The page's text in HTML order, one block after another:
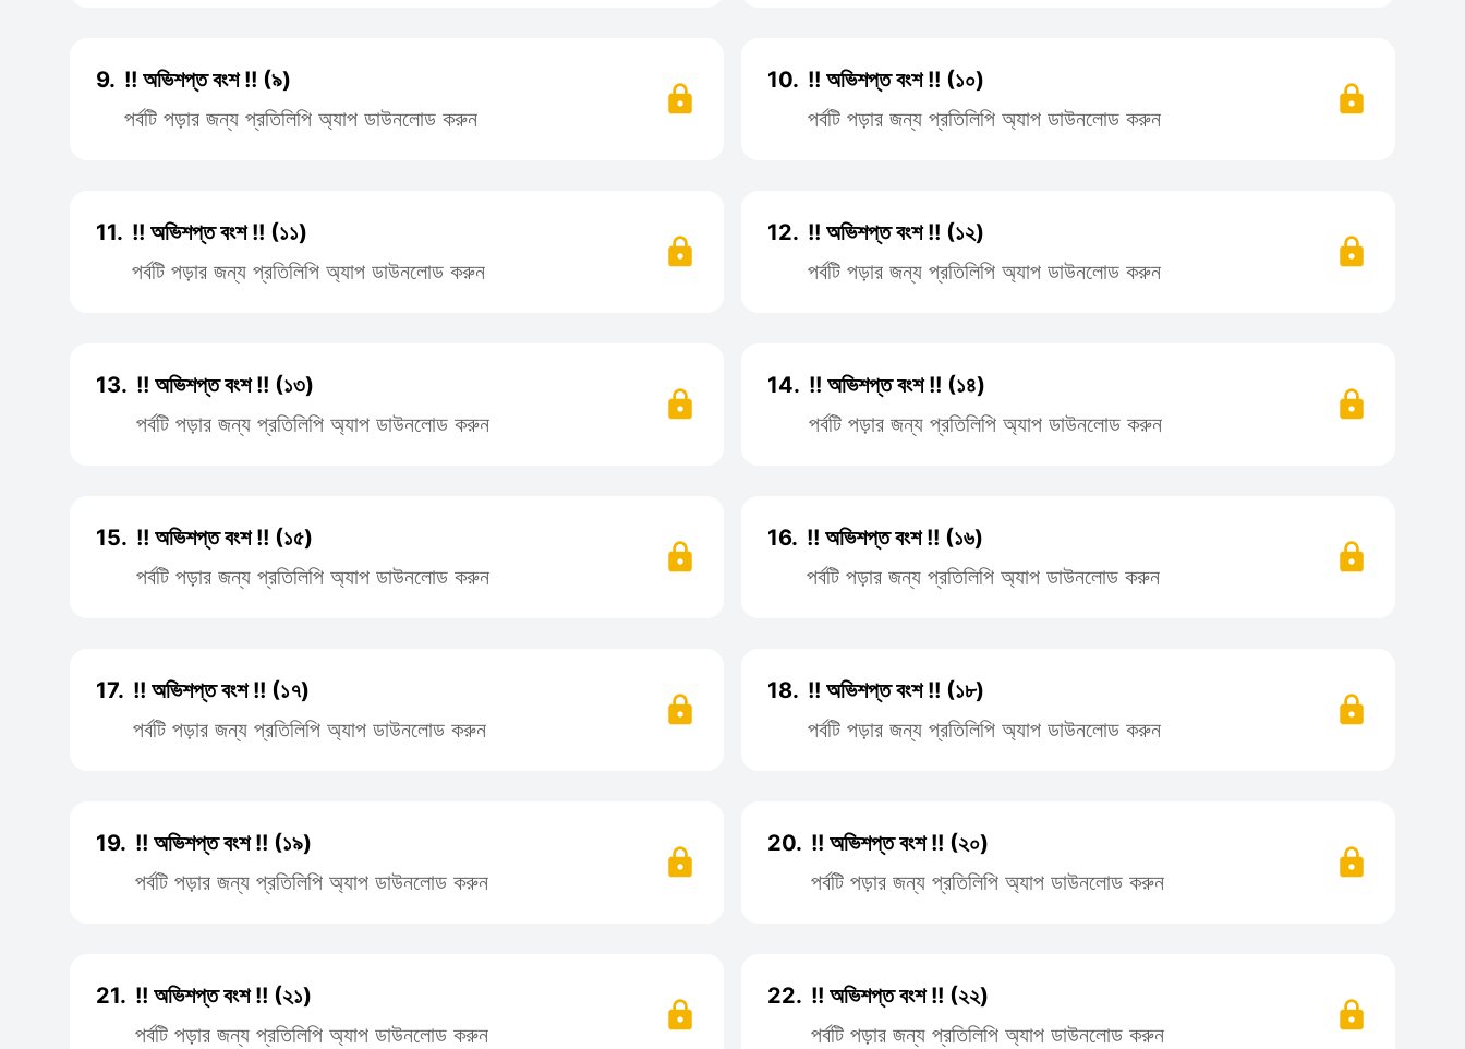
9. !! অভিশপ্ত বংশ !! (৯)
পর্বটি পড়ার জন্য প্রতিলিপি অ্যাপ ডাউনলোড করুন
10. !! অভিশপ্ত বংশ !! (১০)
পর্বটি পড়ার জন্য প্রতিলিপি অ্যাপ ডাউনলোড করুন
11. !! অভিশপ্ত বংশ !! (১১)
পর্বটি পড়ার জন্য প্রতিলিপি অ্যাপ ডাউনলোড করুন
12. !! অভিশপ্ত বংশ !! (১২)
পর্বটি পড়ার জন্য প্রতিলিপি অ্যাপ ডাউনলোড করুন
13. !! অভিশপ্ত বংশ !! (১৩)
পর্বটি পড়ার জন্য প্রতিলিপি অ্যাপ ডাউনলোড করুন
14. !! অভিশপ্ত বংশ !! (১৪)
পর্বটি পড়ার জন্য প্রতিলিপি অ্যাপ ডাউনলোড করুন
15. !! অভিশপ্ত বংশ !! (১৫)
পর্বটি পড়ার জন্য প্রতিলিপি অ্যাপ ডাউনলোড করুন
16. !! অভিশপ্ত বংশ !! (১৬)
পর্বটি পড়ার জন্য প্রতিলিপি অ্যাপ ডাউনলোড করুন
17. !! অভিশপ্ত বংশ !! (১৭)
পর্বটি পড়ার জন্য প্রতিলিপি অ্যাপ ডাউনলোড করুন
18. !! অভিশপ্ত বংশ !! (১৮)
পর্বটি পড়ার জন্য প্রতিলিপি অ্যাপ ডাউনলোড করুন
19. !! অভিশপ্ত বংশ !! (১৯)
পর্বটি পড়ার জন্য প্রতিলিপি অ্যাপ ডাউনলোড করুন
20. !! অভিশপ্ত বংশ !! (২০)
পর্বটি পড়ার জন্য প্রতিলিপি অ্যাপ ডাউনলোড করুন
21. !! অভিশপ্ত বংশ !! (২১)
পর্বটি পড়ার জন্য প্রতিলিপি অ্যাপ ডাউনলোড করুন
22. !! অভিশপ্ত বংশ !! (২২)
পর্বটি পড়ার জন্য প্রতিলিপি অ্যাপ ডাউনলোড করুন